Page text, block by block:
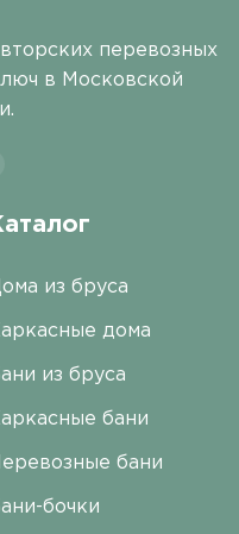
перевозных
в Московской
из бруса
дома
из бруса
бани
бани
бочки